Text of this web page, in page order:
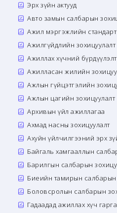
Эрх зүйн актууд
Авто замын салбарын
Ажил мэргэжлийн стандарт
Ажилгүйдлийн зохицуулалт
Ажиллах хүчний бүрдүүлэлт
Ажилласан жилийн
Ажлын гүйцэтгэлийн
Ажлын цагийн зохицуулалт
Архивын үйл ажиллагаа
Ахмад насны зохицуулалт
Ахуйн үйлчилгээний эрх
Байгаль хамгааллын
Барилгын салбарын
Биеийн тамирын салбарын
Боловсролын салбарын
Гадаадад ажиллах хүч